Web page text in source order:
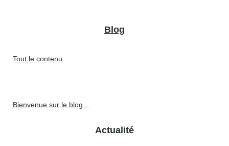
Blog
Tout le contenu
Bienvenue sur le blog...
Actualité